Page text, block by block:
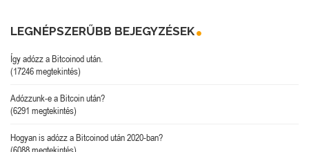
LEGNÉPSZERŰBB BEJEGYZÉSEK
Így adózz a Bitcoinod után.
(17246 megtekintés)
Adózzunk-e a Bitcoin után?
(6291 megtekintés)
Hogyan is adózz a Bitcoinod után 2020-ban?